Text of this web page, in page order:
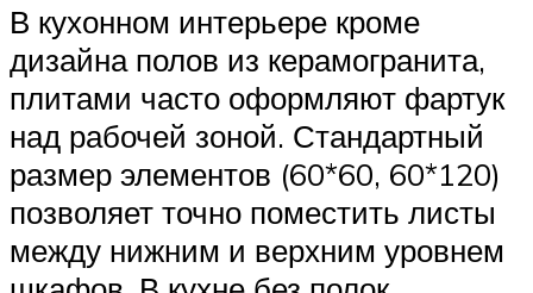
В кухонном интерьере кроме
дизайна полов из керамогранита,
плитами часто оформляют фартук
над рабочей зоной. Стандартный
размер элементов (60*60, 60*120)
позволяет точно поместить листы
между нижним и верхним уровнем